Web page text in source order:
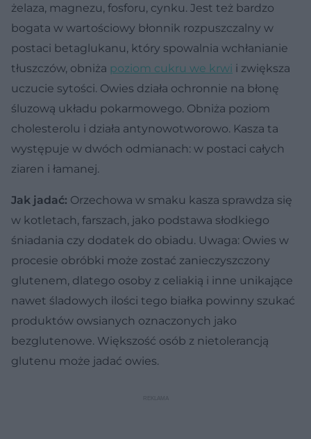
żelaza, magnezu, fosforu, cynku. Jest też bardzo
bogata w wartościowy błonnik rozpuszczalny w
postaci betaglukanu, który spowalnia wchłanianie
tłuszczów, obniża poziom cukru we krwi i zwiększa
uczucie sytości. Owies działa ochronnie na błonę
śluzową układu pokarmowego. Obniża poziom
cholesterolu i działa antynowotworowo. Kasza ta
występuje w dwóch odmianach: w postaci całych
ziaren i łamanej.
Jak jadać: Orzechowa w smaku kasza sprawdza się
w kotletach, farszach, jako podstawa słodkiego
śniadania czy dodatek do obiadu. Uwaga: Owies w
procesie obróbki może zostać zanieczyszczony
glutenem, dlatego osoby z celiakią i inne unikające
nawet śladowych ilości tego białka powinny szukać
produktów owsianych oznaczonych jako
bezglutenowe. Większość osób z nietolerancją
glutenu może jadać owies.